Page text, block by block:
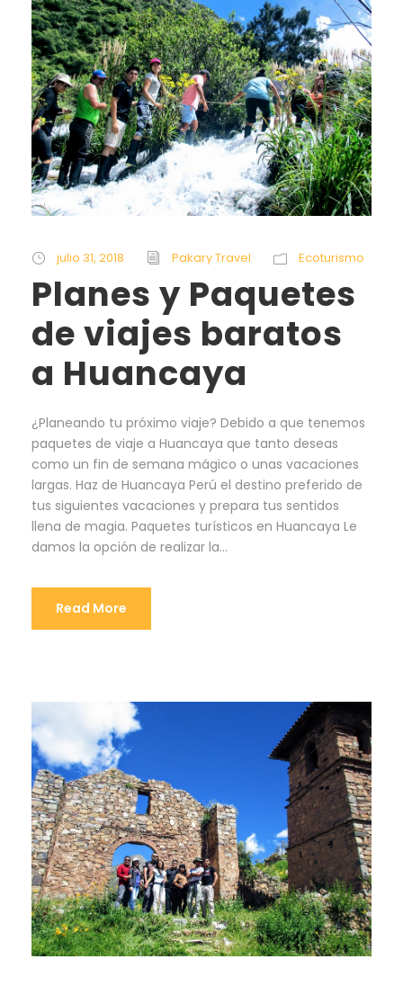
julio 31, 2018 Pakary Travel Ecoturismo
Planes y Paquetes
de viajes baratos
a Huancaya
¿Planeando tu próximo viaje? Debido a que tenemos
paquetes de viaje a Huancaya que tanto deseas
como un fin de semana mágico o unas vacaciones
largas. Haz de Huancaya Perú el destino preferido de
tus siguientes vacaciones y prepara tus sentidos
llena de magia. Paquetes turísticos en Huancaya Le
damos la opción de realizar la...
Read More